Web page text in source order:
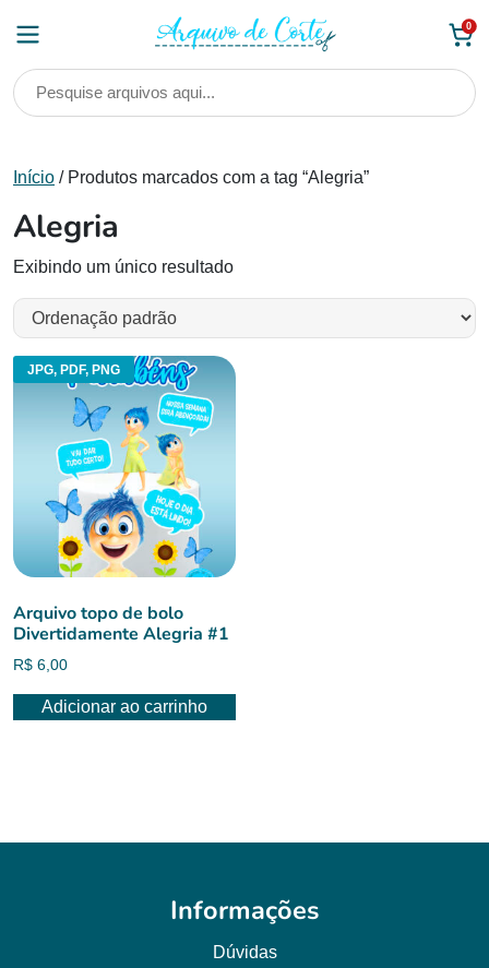
0
Início / Produtos marcados com a tag “Alegria”
Alegria
Exibindo um único resultado
JPG, PDF, PNG
Arquivo topo de bolo
Divertidamente Alegria #1
R$ 6,00
Adicionar ao carrinho
Informações
Dúvidas